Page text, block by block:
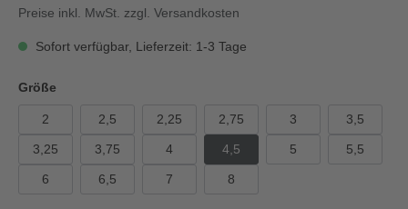
Preise inkl. MwSt. zzgl. Versandkosten
Sofort verfügbar, Lieferzeit: 1-3 Tage
Größe
2 2,5 2,25 2,75 3 3,5
3,25 3,75 4 4,5 5 5,5
6 6,5 7 8